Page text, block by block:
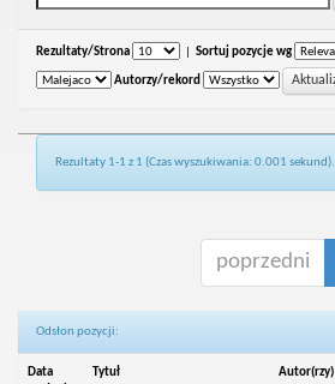
Rezultaty/Strona Sortuj pozycje wg
Autorzy/rekord
Rezultaty 1-1 z 1 (Czas wyszukiwania: 0.001 sekund).
poprzedni
Odsłon pozycji:
Data Tytuł Autor(rzy)